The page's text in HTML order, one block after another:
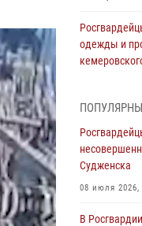
одежды и
В Кузбассе
ордена
служебно-
05 августа
дебошира,
Судженска
08 июля 2026,
В